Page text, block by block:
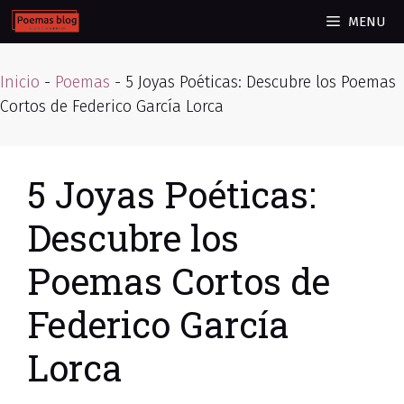
Skip
to
MENU
Inicio - Poemas - 5 Joyas Poéticas: Descubre los Poemas
Cortos de Federico García Lorca
5 Joyas Poéticas:
Descubre los
Poemas Cortos de
Federico García
Lorca